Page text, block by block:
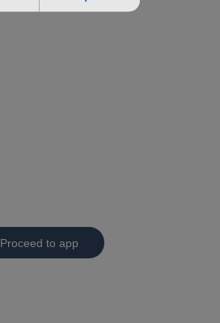
Proceed to app